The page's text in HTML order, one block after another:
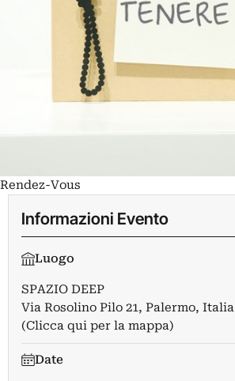
Rendez-Vous
Informazioni Evento
Luogo
SPAZIO DEEP
Via Rosolino Pilo 21, Palermo, Italia
(Clicca qui per la mappa)
Date